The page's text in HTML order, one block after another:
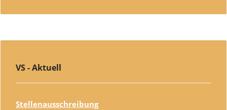
VS - Aktuell
Stellenausschreibung